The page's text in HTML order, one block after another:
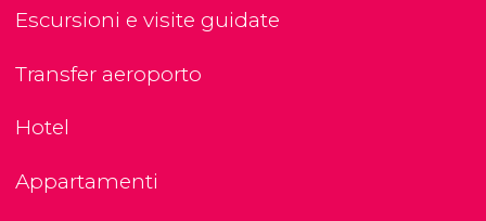
Escursioni e visite guidate
Transfer aeroporto
Hotel
Appartamenti